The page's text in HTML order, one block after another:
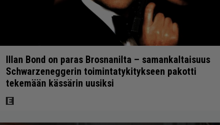
Illan Bond on paras Brosnanilta – samankaltaisuus
Schwarzeneggerin toimintatykitykseen pakotti
tekemään kässärin uusiksi